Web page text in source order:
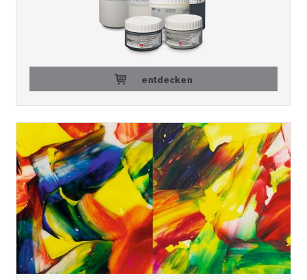
entdecken